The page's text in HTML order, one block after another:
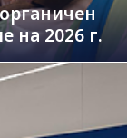
на 2026 г.